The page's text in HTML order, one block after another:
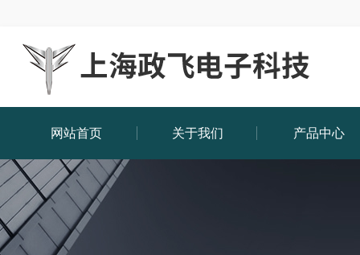
网站首页 关于我们 产品中心